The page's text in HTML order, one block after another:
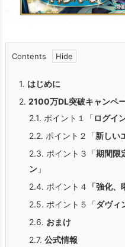
Contents
1. はじめに
2. 2100万DL突破キャンペ
2.1. ポイント１「ログイ
2.2. ポイント２「新しい
2.3. ポイント３「期間限
ン 」
2.4. ポイント４ 「強化、
2.5. ポイント５「ダヴィ
2.6. おまけ
2.7. 公式情報